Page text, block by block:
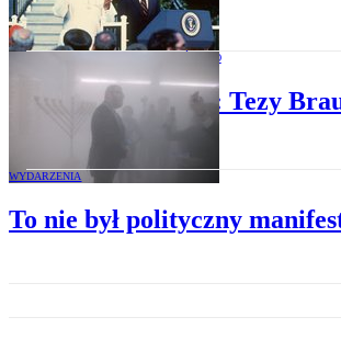
SPOŁECZEŃSTWO
Biblista: Tezy
WYDARZENIA
To nie był polityczny